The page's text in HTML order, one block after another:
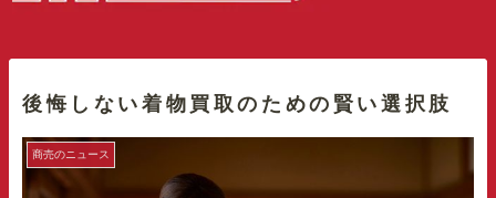
後悔しない着物買取のための賢い選択肢
商売のニュース